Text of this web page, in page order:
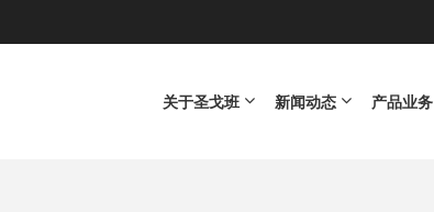
关于圣戈班 新闻动态 产品业务